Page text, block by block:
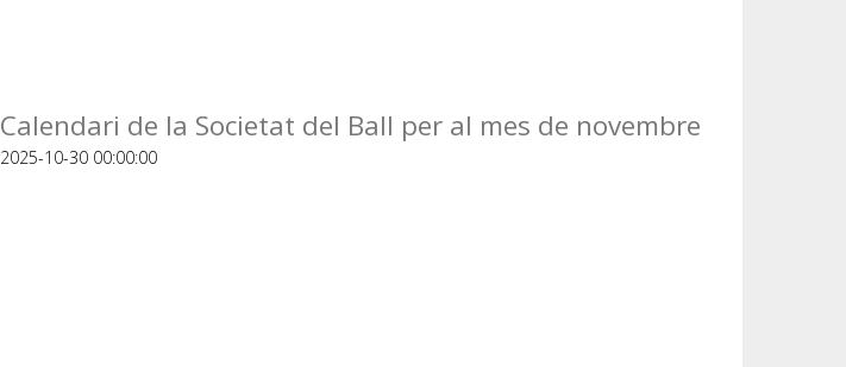
Calendari de la Societat del Ball per al mes de novembre
2025-10-30 00:00:00